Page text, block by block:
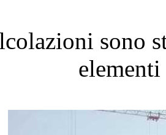
sono